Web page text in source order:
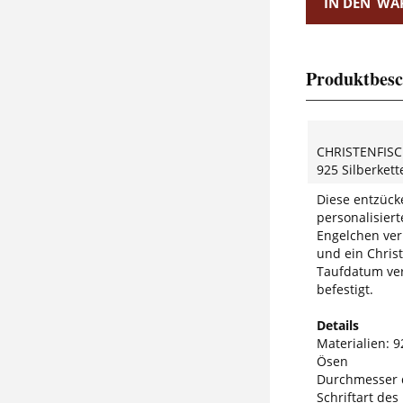
925
Diese
Engelchen
und ein
Taufdatum
befestigt.
Details
Materialien:
Ösen
Durchmesser
Schriftart des